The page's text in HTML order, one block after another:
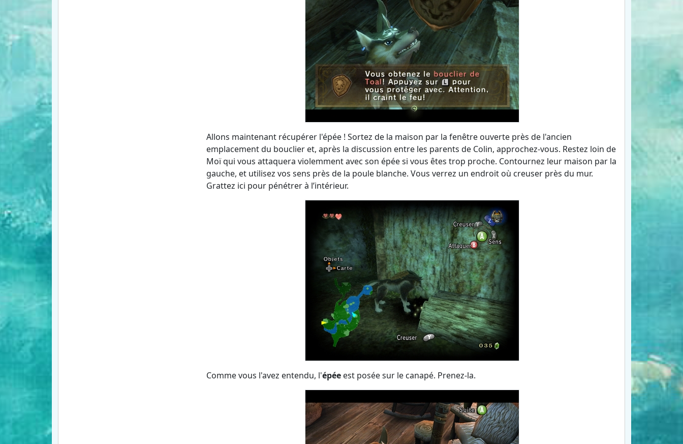
Allons maintenant récupérer l'épée ! Sortez de la maison par la fenêtre ouverte près de l'ancien
emplacement du bouclier et, après la discussion entre les parents de Colin, approchez-vous. Restez loin de
Moï qui vous attaquera violemment avec son épée si vous êtes trop proche. Contournez leur maison par la
gauche, et utilisez vos sens près de la poule blanche. Vous verrez un endroit où creuser près du mur.
Grattez ici pour pénétrer à l’intérieur.
Comme vous l'avez entendu, l'épéeest posée sur le canapé. Prenez-la.